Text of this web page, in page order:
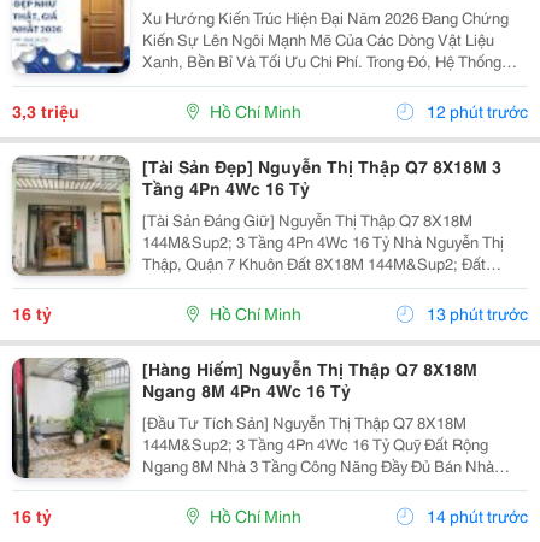
Xu Hướng Kiến Trúc Hiện Đại Năm 2026 Đang Chứng
Kiến Sự Lên Ngôi Mạnh Mẽ Của Các Dòng Vật Liệu
Xanh, Bền Bỉ Và Tối Ưu Chi Phí. Trong Đó, Hệ Thống
Cửa Nhựa Vân Gỗ Chính Là Sự Lựa Chọn Hàng Đầu Để
Thay Thế Cửa Gỗ Tự Nhiên Truyền Thống. Với Công
Nghệ...
3,3 triệu Hồ Chí Minh 12 phút trước
[Tài Sản Đẹp] Nguyễn Thị Thập Q7 8X18M 3
Tầng 4Pn 4Wc 16 Tỷ
[Tài Sản Đáng Giữ] Nguyễn Thị Thập Q7 8X18M
144M&Sup2; 3 Tầng 4Pn 4Wc 16 Tỷ Nhà Nguyễn Thị
Thập, Quận 7 Khuôn Đất 8X18M 144M&Sup2; Đất
Ngang 8M Nhà 3 Tầng 4 Phòng Ngủ &Ndash; 4 Toilet.
Thông Số 8X18M 144M&Sup2; Ngang 8M 3 Tầng 4Pn
4Wc. Điểm Đáng...
16 tỷ Hồ Chí Minh 13 phút trước
[Hàng Hiếm] Nguyễn Thị Thập Q7 8X18M
Ngang 8M 4Pn 4Wc 16 Tỷ
[Đầu Tư Tích Sản] Nguyễn Thị Thập Q7 8X18M
144M&Sup2; 3 Tầng 4Pn 4Wc 16 Tỷ Quỹ Đất Rộng
Ngang 8M Nhà 3 Tầng Công Năng Đầy Đủ Bán Nhà
Nguyễn Thị Thập, Quận 7 Khuôn Đất 8X18M, Tổng Diện
Tích 144M&Sup2; Ngang 8M Kết Cấu 3 Tầng 4 Phòng
Ngủ &Ndash; 4...
16 tỷ Hồ Chí Minh 14 phút trước